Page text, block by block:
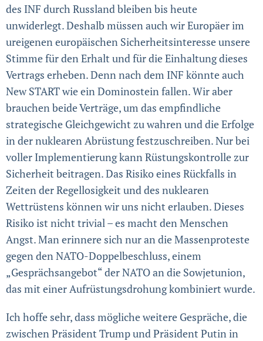
des INF durch Russland bleiben bis heute
unwiderlegt. Deshalb müssen auch wir Europäer im
ureigenen europäischen Sicherheits­interesse unsere
Stimme für den Erhalt und für die Einhaltung dieses
Vertrags erheben. Denn nach dem INF könnte auch
New START wie ein Dominostein fallen. Wir aber
brauchen beide Verträge, um das empfindliche
strategische Gleichgewicht zu wahren und die Erfolge
in der nuklearen Abrüstung festzuschreiben. Nur bei
voller Implementierung kann Rüstungskontrolle zur
Sicherheit beitragen. Das Risiko eines Rückfalls in
Zeiten der Regellosigkeit und des nuklearen
Wettrüstens können wir uns nicht erlauben. Dieses
Risiko ist nicht trivial – es macht den Menschen
Angst. Man erinnere sich nur an die Massenproteste
gegen den NATO-Doppelbeschluss, einem
„Gesprächsangebot“ der NATO an die Sowjetunion,
das mit einer Aufrüstungsdrohung kombiniert wurde.
Ich hoffe sehr, dass mögliche weitere Gespräche, die
zwischen Präsident Trump und Präsident Putin in